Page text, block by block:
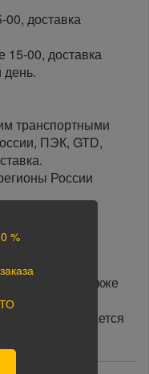
доставка
15-00, доставка
транспортными
ПЭК, GTD,
России
или
получении, а также
При оплате
доставки считается
%